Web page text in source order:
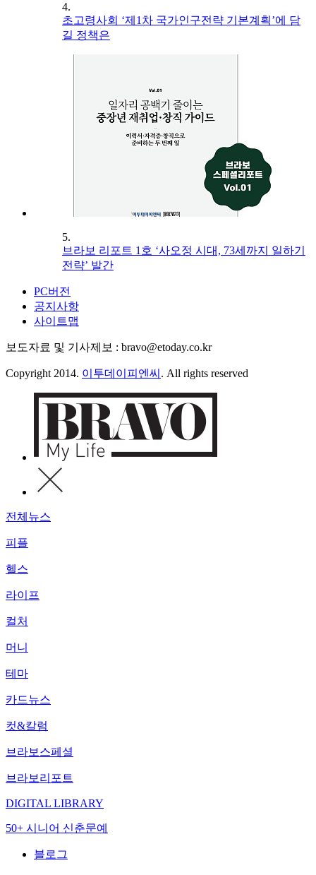
4.
초고령사회 ‘제1차 국가인구전략 기본계획’에 담
길 정책은
5.
브라보 리포트 1호 ‘사오정 시대, 73세까지 일하기
전략’ 발간
PC버전
공지사항
사이트맵
보도자료 및 기사제보 : bravo@etoday.co.kr
Copyright 2014. 이투데이피엔씨 . All rights reserved
전체뉴스
피플
헬스
라이프
컬처
머니
테마
카드뉴스
컷&칼럼
브라보스페셜
브라보리포트
DIGITAL LIBRARY
50+ 시니어 신춘문예
블로그